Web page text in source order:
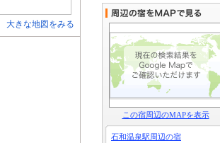
大きな地図をみる
この宿周辺のMAPを表示
石和温泉駅周辺の宿